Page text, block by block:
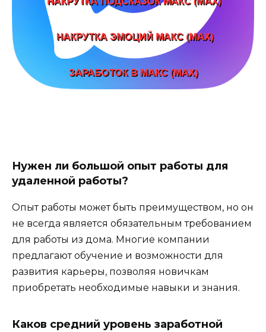
Нужен ли большой опыт работы для
удаленной работы?
Опыт работы может быть преимуществом, но он
не всегда является обязательным требованием
для работы из дома. Многие компании
предлагают обучение и возможности для
развития карьеры, позволяя новичкам
приобретать необходимые навыки и знания.
Каков средний уровень заработной